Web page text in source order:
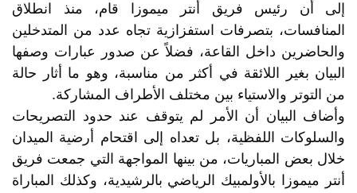
إلى أن رئيس فريق أنتر ميموزا قام، منذ انطلاق
المنافسات، بتصرفات استفزازية تجاه عدد من المتدخلين
والحاضرين داخل القاعة، فضلاً عن صدور عبارات وصفها
البيان بغير اللائقة في أكثر من مناسبة، وهو ما أثار حالة
من التوتر والاستياء بين مختلف الأطراف المشاركة.
وأضاف البيان أن الأمر لم يتوقف عند حدود التصريحات
والسلوكات اللفظية، بل تعداه إلى اقتحام أرضية الميدان
خلال بعض المباريات، من بينها المواجهة التي جمعت فريق
أنتر ميموزا بالأولمبيك الرياضي بالرشيدية، وكذلك المباراة